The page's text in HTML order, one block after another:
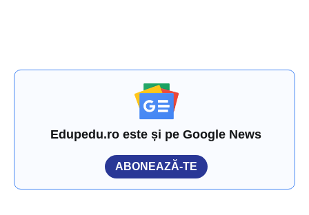
Edupedu.ro este și pe Google News
ABONEAZĂ-TE